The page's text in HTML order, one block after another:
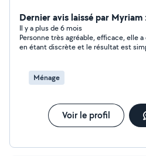
livraison de courses
administratives, promenade avec vous je
personne agréable et très
Dernier avis laissé par
Il y a plus de 6 mois
Personne très agréable, efficace, elle
en étant discrète et le résultat est
Ménage
Voir le profil